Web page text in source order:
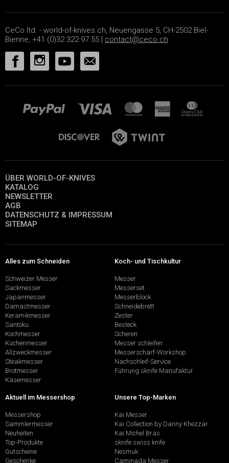
CeCo ltd. - world-of-knives.ch, Neuengasse 5, CH-2502 Biel-
Bienne, +41 (0)32 322 97 55 | contact@ceco.ch
ÜBER WORLD-OF-KNIVES
KATALOG
NEWSLETTER
AGB
DATENSCHUTZ & IMPRESSUM
SITEMAP
Alles zum Schneiden
Schweizer Messer
Sackmesser
Japanmesser
Damastmesser
Keramikmesser
Santoku
Kochmesser
Küchenmesser
Allzweckmesser
Steakmesser
Brotmesser
Käsemesser
Koch- und Tischkultur
Messer
Messerset
Messerblock
Schneidebrett
Zester
Besteck
Scheren
Messer schleifen
Messerschärf-Workshop
Nachschleif-Service
Führung sknife Manufaktur
Aktuell im Messershop
Messershop
Sammlermesser
Neuheiten
Top-Produkte
Gutscheine
Geschenke
Unsere Top-Marken
Kai Messer
Kai Collection by Danny Khezzar
Kai Michel Bras
sknife swiss knife
Nesmuk
Caminada Messer